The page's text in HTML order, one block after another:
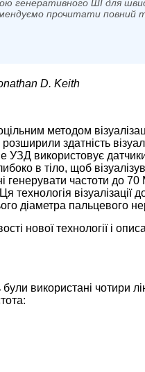
генеративного ШІ для
прочитати повний
D. Keith
методом
здатність
УЗД використовує
в тіло, щоб
генерувати частоти до
візуалізації
діаметра пальцевого
нової технології і
використані чотири